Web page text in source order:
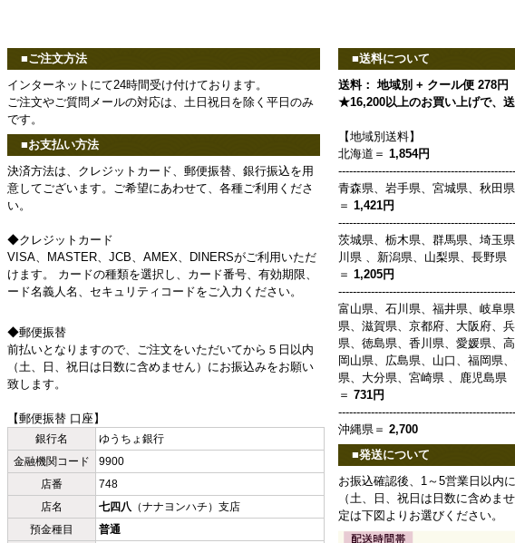
■ご注文方法
インターネットにて24時間受け付けております。
ご注文やご質問メールの対応は、土日祝日を除く平日のみ
です。
■お支払い方法
決済方法は、クレジットカード、郵便振替、銀行振込を用
意してございます。ご希望にあわせて、各種ご利用くださ
い。
◆クレジットカード
VISA、MASTER、JCB、AMEX、DINERSがご利用いただ
けます。 カードの種類を選択し、カード番号、有効期限、
ード名義人名、セキュリティコードをご入力ください。
◆郵便振替
前払いとなりますので、ご注文をいただいてから５日以内
（土、日、祝日は日数に含めません）にお振込みをお願い
致します。
【郵便振替 口座】
銀行名
ゆうちょ銀行
金融機関コード
9900
店番
748
店名
七四八 （ナナヨンハチ）支店
預金種目
普通
■送料について
送料： 地域別 + クール便 278円
★16,200以上のお買い上げで、
【地域別送料】
北海道＝ 1,854円
青森県、岩手県、宮城県、秋田
＝ 1,421円
茨城県、栃木県、群馬県、埼玉
川県 、新潟県、山梨県、長野県
＝ 1,205円
富山県、石川県、福井県、岐阜
県、滋賀県、京都府、大阪府、
県、徳島県、香川県、愛媛県、
岡山県、広島県、山口、福岡県
県、大分県、宮崎県 、鹿児島県
＝ 731円
沖縄県＝ 2,700
■発送について
お振込確認後、1～5営業日以内
（土、日、祝日は日数に含めま
定は下図よりお選びください。